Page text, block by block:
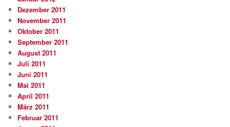
Dezember 2011
November 2011
Oktober 2011
September 2011
August 2011
Juli 2011
Juni 2011
Mai 2011
April 2011
März 2011
Februar 2011